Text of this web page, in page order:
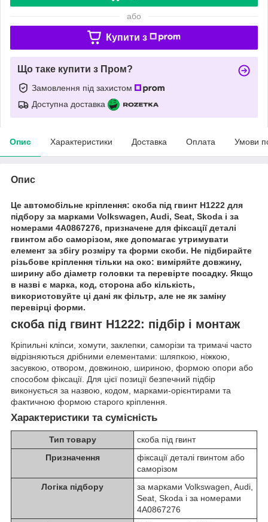
або
Купити з
Що таке купити з Пром?
Замовлення під захистом
Доступна доставка
Опис Характеристики Доставка Оплата Умови
Опис
Це автомобільне кріплення: скоба під гвинт H1222 для
підбору за марками Volkswagen, Audi, Seat, Skoda і за
номерами 4A0867276, призначене для фіксації деталі
гвинтом або саморізом, яке допомагає утримувати
елемент за збігу розміру та форми скоби. Не підбирайте
різьбове кріплення тільки на око: виміряйте довжину,
ширину або діаметр головки та перевірте посадку. Якщо
в назві є марка, код, сторона або кількість,
використовуйте ці дані як фільтр, але не як заміну
перевірці форми.
скоба під гвинт H1222: підбір і монтаж
Кріпильні кліпси, хомути, заклепки, саморізи та тримачі часто
відрізняються дрібними елементами: шляпкою, ніжкою,
засувкою, отвором, довжиною, шириною, формою опори або
способом фіксації. Для цієї позиції безпечний підбір
виконується за назвою, кодом, марками-орієнтирами та
фактичною формою старого кріплення.
Характеристики та сумісність
Тип товару
скоба під гвинт
Призначення
фіксації деталі гвинтом або
саморізом
Логіка підбору
за марками Volkswagen, Audi,
Seat, Skoda і за номерами
4A0867276